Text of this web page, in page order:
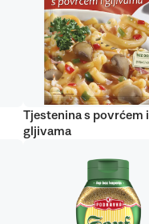
Tjestenina s povrćem i
gljivama